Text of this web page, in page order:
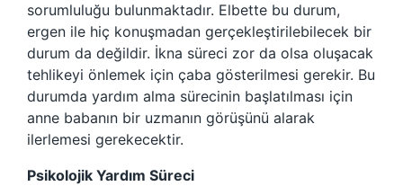
sorumluluğu bulunmaktadır. Elbette bu durum,
ergen ile hiç konuşmadan gerçekleştirilebilecek bir
durum da değildir. İkna süreci zor da olsa oluşacak
tehlikeyi önlemek için çaba gösterilmesi gerekir. Bu
durumda yardım alma sürecinin başlatılması için
anne babanın bir uzmanın görüşünü alarak
ilerlemesi gerekecektir.
Psikolojik Yardım Süreci